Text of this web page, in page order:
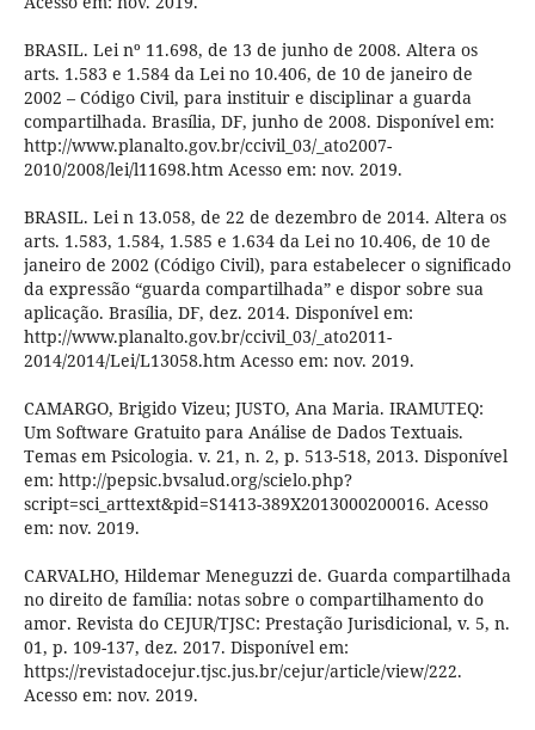
BRASIL. Lei nº 11.698, de 13 de junho de 2008. Altera os
arts. 1.583 e 1.584 da Lei no 10.406, de 10 de janeiro de
2002 – Código Civil, para instituir e disciplinar a guarda
compartilhada. Brasília, DF, junho de 2008. Disponível em:
http://www.planalto.gov.br/ccivil_03/_ato2007-
2010/2008/lei/l11698.htm Acesso em: nov. 2019.
BRASIL. Lei n 13.058, de 22 de dezembro de 2014. Altera os
arts. 1.583, 1.584, 1.585 e 1.634 da Lei no 10.406, de 10 de
janeiro de 2002 (Código Civil), para estabelecer o significado
da expressão “guarda compartilhada” e dispor sobre sua
aplicação. Brasília, DF, dez. 2014. Disponível em:
http://www.planalto.gov.br/ccivil_03/_ato2011-
2014/2014/Lei/L13058.htm Acesso em: nov. 2019.
CAMARGO, Brigido Vizeu; JUSTO, Ana Maria. IRAMUTEQ:
Um Software Gratuito para Análise de Dados Textuais.
Temas em Psicologia. v. 21, n. 2, p. 513-518, 2013. Disponível
em: http://pepsic.bvsalud.org/scielo.php?
script=sci_arttext&pid=S1413-389X2013000200016. Acesso
em: nov. 2019.
CARVALHO, Hildemar Meneguzzi de. Guarda compartilhada
no direito de família: notas sobre o compartilhamento do
amor. Revista do CEJUR/TJSC: Prestação Jurisdicional, v. 5, n.
01, p. 109-137, dez. 2017. Disponível em:
https://revistadocejur.tjsc.jus.br/cejur/article/view/222.
Acesso em: nov. 2019.